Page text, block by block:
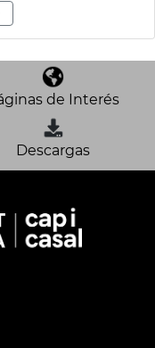
de Interés
Descargas